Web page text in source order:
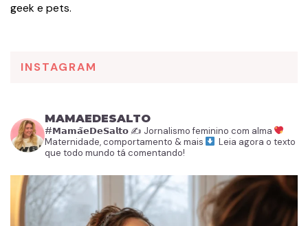
geek e pets.
INSTAGRAM
MAMAEDESALTO
#𝗠𝗮𝗺𝗮̃𝗲𝗗𝗲𝗦𝗮𝗹𝘁𝗼 ✍️ Jornalismo feminino com alma
Maternidade, comportamento & mais
Leia agora o texto
que todo mundo tá comentando!